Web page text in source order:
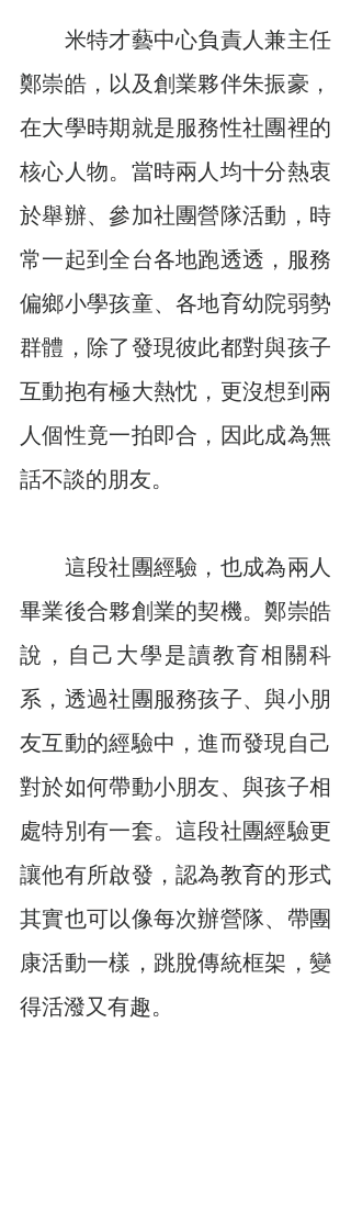
米特才藝中心負責人兼主任
鄭崇皓，以及創業夥伴朱振豪，
在大學時期就是服務性社團裡的
核心人物。當時兩人均十分熱衷
於舉辦、參加社團營隊活動，時
常一起到全台各地跑透透，服務
偏鄉小學孩童、各地育幼院弱勢
群體，除了發現彼此都對與孩子
互動抱有極大熱忱，更沒想到兩
人個性竟一拍即合，因此成為無
話不談的朋友。
這段社團經驗，也成為兩人
畢業後合夥創業的契機。鄭崇皓
說，自己大學是讀教育相關科
系，透過社團服務孩子、與小朋
友互動的經驗中，進而發現自己
對於如何帶動小朋友、與孩子相
處特別有一套。這段社團經驗更
讓他有所啟發，認為教育的形式
其實也可以像每次辦營隊、帶團
康活動一樣，跳脫傳統框架，變
得活潑又有趣。